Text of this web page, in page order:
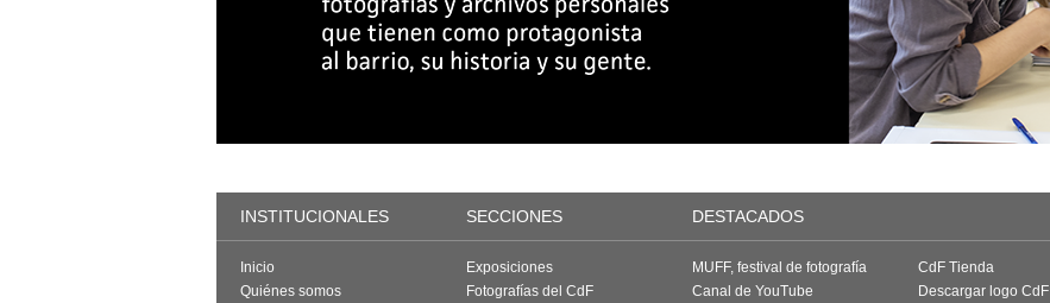
INSTITUCIONALES SECCIONES DESTACADOS
Inicio
Quiénes somos
Exposiciones
Fotografías del CdF
MUFF, festival de fotografía
Canal de YouTube
CdF Tienda
Descargar logo CdF